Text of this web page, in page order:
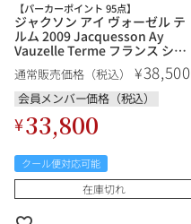
【パーカーポイント 95点】
ジャクソン アイ ヴォーゼル テ
ルム 2009 Jacquesson Ay
Vauzelle Terme フランス シャ
ンパン シャンパーニュ
通常販売価格（税込） ¥38,500
会員メンバー価格（税込）
¥33,800
クール便対応可能
在庫切れ